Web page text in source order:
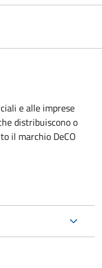
e alle imprese
distribuiscono o
il marchio DeCO